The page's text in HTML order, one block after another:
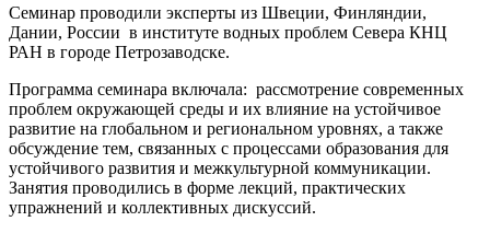
Семинар проводили эксперты из Швеции, Финляндии,
Дании, России в институте водных проблем Севера КНЦ
РАН в городе Петрозаводске.
Программа семинара включала: рассмотрение современных
проблем окружающей среды и их влияние на устойчивое
развитие на глобальном и региональном уровнях, а также
обсуждение тем, связанных с процессами образования для
устойчивого развития и межкультурной коммуникации.
Занятия проводились в форме лекций, практических
упражнений и коллективных дискуссий.